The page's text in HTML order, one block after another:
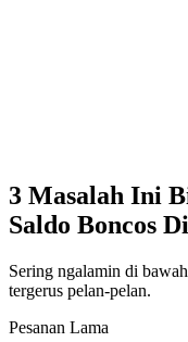
3 Masalah Ini
Saldo Boncos
Sering ngalamin di
tergerus pelan-pelan.
Pesanan Lama